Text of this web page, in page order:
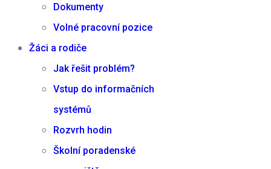
Dokumenty
Volné pracovní pozice
Žáci a rodiče
Jak řešit problém?
Vstup do informačních
systémů
Rozvrh hodin
Školní poradenské